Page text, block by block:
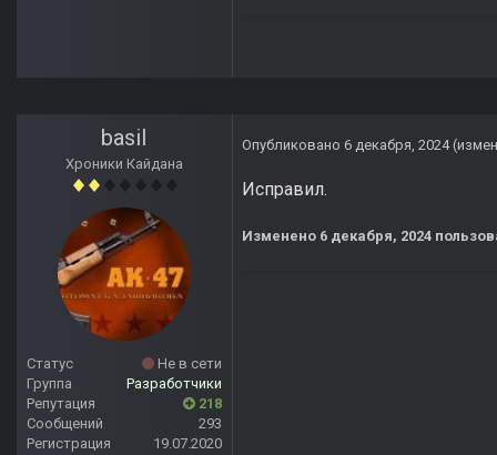
basil
Хроники Кайдана
Статус
Не в сети
Группа
Разработчики
Репутация
218
Сообщений
293
Регистрация
19.07.2020
Опубликовано 6 декабря, 2024
Исправил.
Изменено 6 декабря, 2024